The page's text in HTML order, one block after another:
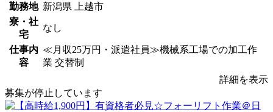
勤務地 新潟県 上越市
寮・社
宅
なし
仕事内
容
≪月収25万円・派遣社員≫機械系工場での加工作
業 交替制
詳細を表示
募集が停止しています